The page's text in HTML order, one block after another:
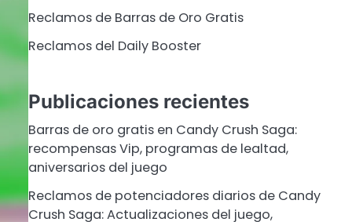
Reclamos de Barras de Oro Gratis
Reclamos del Daily Booster
Publicaciones recientes
Barras de oro gratis en Candy Crush Saga:
recompensas Vip, programas de lealtad,
aniversarios del juego
Reclamos de potenciadores diarios de Candy
Crush Saga: Actualizaciones del juego,